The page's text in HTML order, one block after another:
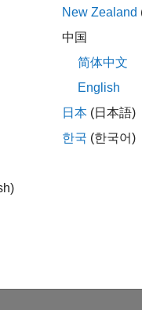
New Zealand
中国
简体中文
English
日本 (日本語)
한국 (한국어)